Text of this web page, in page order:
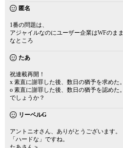
匿名
1番の問題は、
アジャイルなのにユーザー企業はWFのまま
なところ
たあ
祝連載再開！
x 素直に謝罪した後、数日の猶予を求めた。
o 素直に謝罪した後、数日の猶予を認めた。
でしょうか？
リーベルG
アントニオさん、ありがとうございます。
「ハードな」ですね。